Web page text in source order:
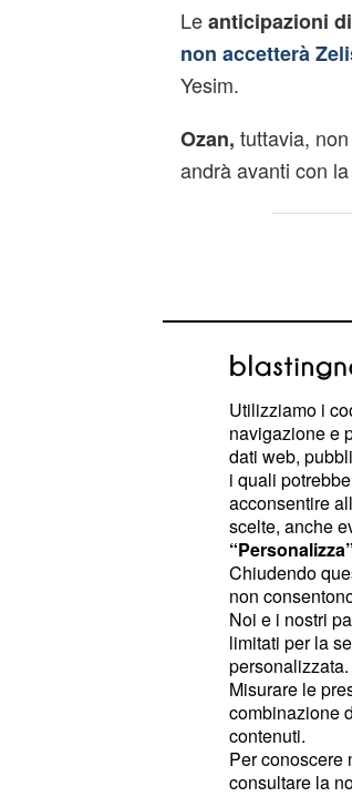
Leanticipazioni di
non accetterà
Yesim.
Ozan, tuttavia,
andrà avanti con
Il ragazzo
proposta di
Zeynepe Mesut, il
La mattina del
aiutare Zelis ad
per lei. I due
Utilizziamo i
navigazione e
dati web,
i quali
acconsentire
scelte, anche
“Personalizza”
Chiudendo
non
Noi e i nostri
limitati per la
Misurare le
combinazione
contenuti.
Per conoscere
consultare la